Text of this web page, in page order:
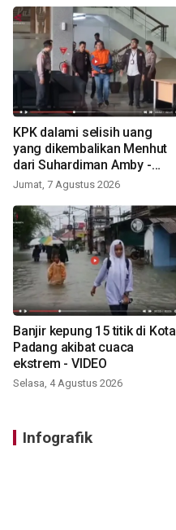
KPK dalami selisih uang
yang dikembalikan Menhut
dari Suhardiman Amby -
VIDEO
Jumat, 7 Agustus 2026
Banjir kepung 15 titik di Kota
Padang akibat cuaca
ekstrem - VIDEO
Selasa, 4 Agustus 2026
Infografik